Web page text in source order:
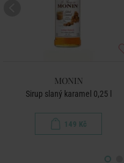
MONIN
Sirup slaný karamel 0,25 l
149 Kč